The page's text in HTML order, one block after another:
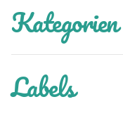
Kategorien
Labels